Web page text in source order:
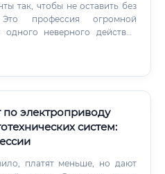
так, чтобы не оставить без
профессия огромной
одного неверного действия
по электроприводу
систем:
платят меньше, но дают